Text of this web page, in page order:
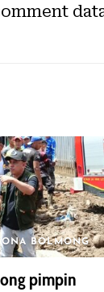
BOLMONG
pimpin